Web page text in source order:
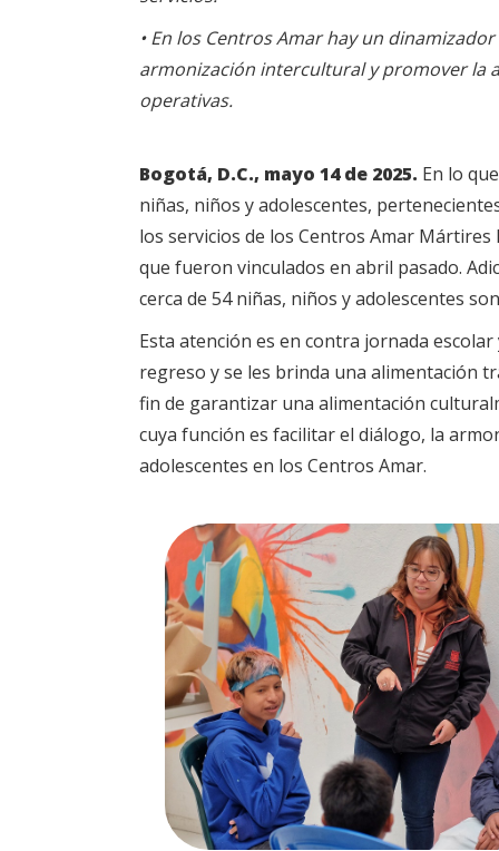
• En los Centros Amar hay un
armonización intercultural y promover la
operativas.
Bogotá, D.C., mayo 14 de 2025. En lo
niñas, niños y adolescentes,
los servicios de los Centros Amar
que fueron vinculados en abril pasado.
cerca de 54 niñas, niños y adolescentes
Esta atención es en contra jornada escolar
regreso y se les brinda una alimentación
fin de garantizar una alimentación
cuya función es facilitar el diálogo, la
adolescentes en los Centros Amar.